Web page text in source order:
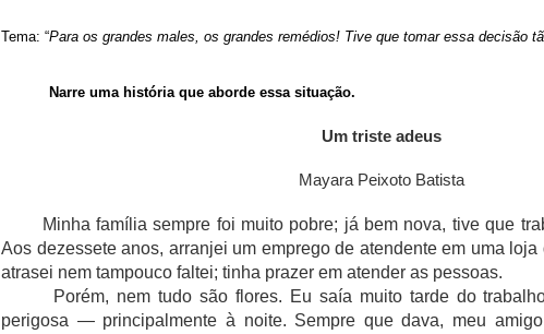
Tema: “Para os grandes males, os grandes remédios! Tive que tomar essa decisão
Narre uma história que aborde essa situação.
Um triste adeus
Mayara Peixoto Batista
Minha família sempre foi muito pobre; já bem nova, tive que
Aos dezessete anos, arranjei um emprego de atendente em uma
atrasei nem tampouco faltei; tinha prazer em atender as pessoas.
Porém, nem tudo são flores. Eu saía muito tarde do
perigosa — principalmente à noite. Sempre que dava, meu